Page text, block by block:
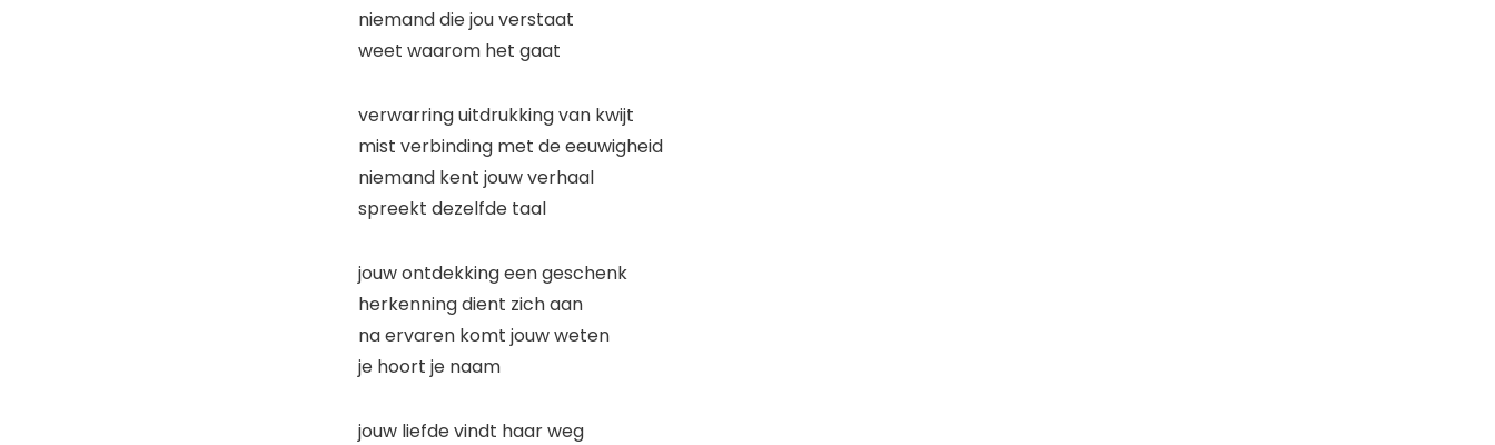
niemand die jou verstaat
weet waarom het gaat
verwarring uitdrukking van kwijt
mist verbinding met de eeuwigheid
niemand kent jouw verhaal
spreekt dezelfde taal
jouw ontdekking een geschenk
herkenning dient zich aan
na ervaren komt jouw weten
je hoort je naam
jouw liefde vindt haar weg